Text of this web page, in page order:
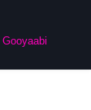
Gooyaabi